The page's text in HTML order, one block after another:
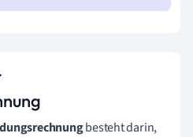
besteht darin,